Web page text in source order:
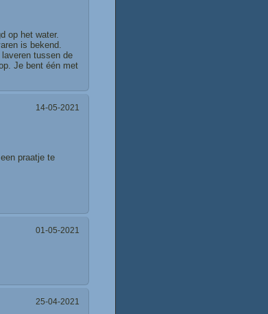
op het water.
is bekend.
tussen de
Je bent één met
14-05-2021
praatje te
01-05-2021
25-04-2021